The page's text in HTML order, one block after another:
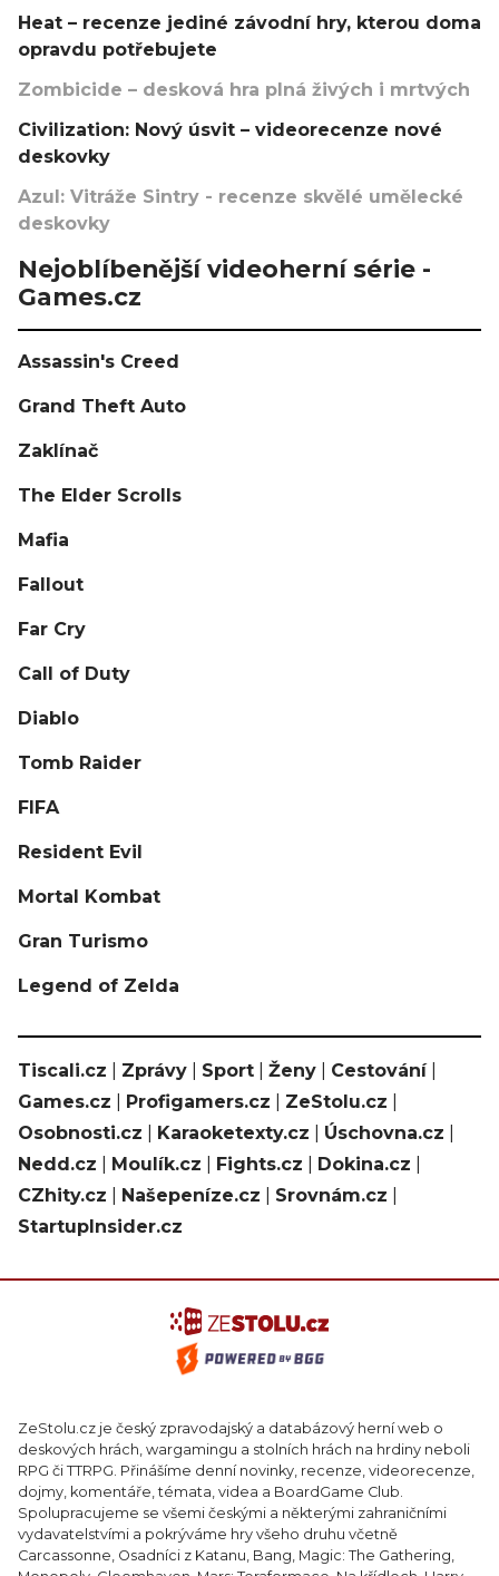
Heat – recenze jediné závodní hry, kterou doma
opravdu potřebujete
Zombicide – desková hra plná živých i mrtvých
Civilization: Nový úsvit – videorecenze nové
deskovky
Azul: Vitráže Sintry - recenze skvělé umělecké
deskovky
Nejoblíbenější videoherní série -
Games.cz
Assassin's Creed
Grand Theft Auto
Zaklínač
The Elder Scrolls
Mafia
Fallout
Far Cry
Call of Duty
Diablo
Tomb Raider
FIFA
Resident Evil
Mortal Kombat
Gran Turismo
Legend of Zelda
Tiscali.cz Zprávy Sport Ženy Cestování|
Games.cz
Profigamers.cz ZeStolu.cz
Osobnosti.cz
Karaoketexty.cz Úschovna.cz
Nedd.cz
Moulík.cz Fights.cz Dokina.cz
CZhity.cz
Našepeníze.cz Srovnám.cz
StartupInsider.cz
ZeStolu.cz je český zpravodajský a databázový herní web o
deskových hrách, wargamingu a stolních hrách na hrdiny neboli
RPG či TTRPG. Přinášíme denní novinky, recenze, videorecenze,
dojmy, komentáře, témata, videa a BoardGame Club.
Spolupracujeme se všemi českými a některými zahraničními
vydavatelstvími a pokrýváme hry všeho druhu včetně
Carcassonne, Osadníci z Katanu, Bang, Magic: The Gathering,